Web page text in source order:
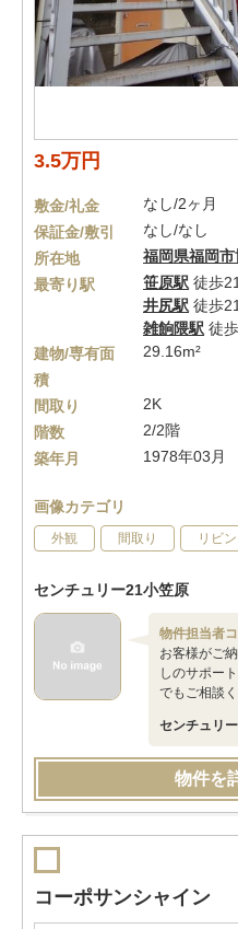
3.5万円
敷金/礼金
なし/2ヶ月
保証金/敷引
なし/なし
所在地
福岡県福岡
最寄り駅
笹原駅 徒歩
井尻駅 徒歩
雑餉隈駅 徒
建物/専有面
積
29.16m²
間取り
2K
階数
2/2階
築年月
1978年03月
画像カテゴリ
外観 間取り リビ
センチュリー21小笠原
物件担当者
お客様がご
しのサポー
でもご相談
センチュリ
物件を
コーポサンシャイン